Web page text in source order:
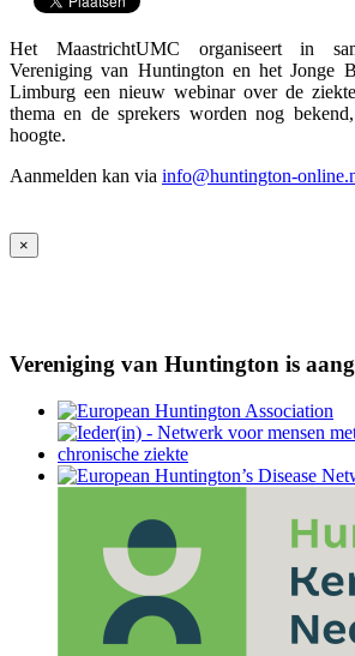
Het MaastrichtUMC organiseert in
Vereniging van Huntington en het Jonge
Limburg een nieuw webinar over de
thema en de sprekers worden nog
hoogte.
Aanmelden kan via info@huntington-
×
Vereniging van Huntington is